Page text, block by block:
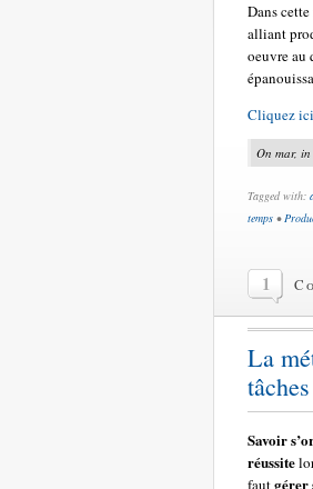
Dans
alliant
oeuvre au
Cliquez
On mar, in
Tagged with:
temps •
1
La
tâches
Savoir
réussite
fautgérer